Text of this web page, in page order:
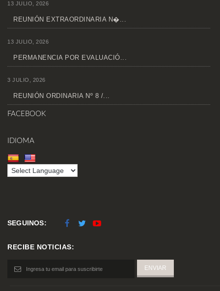
13 JULIO, 2026
REUNIÓN EXTRAORDINARIA N�...
13 JULIO, 2026
PERMANENCIA POR EVALUACIÓ...
3 JULIO, 2026
REUNIÓN ORDINARIA Nº 8 /...
FACEBOOK
IDIOMA
SEGUINOS:
RECIBE NOTICIAS: